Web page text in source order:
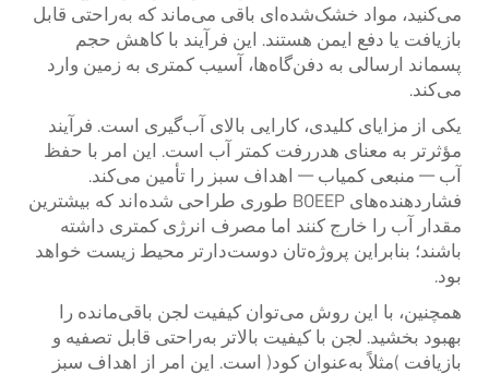
می‌کنید، مواد خشک‌شده‌ای باقی می‌ماند که به‌راحتی قابل
بازیافت یا دفع ایمن هستند. این فرآیند با کاهش حجم
پسماند ارسالی به دفن‌گاه‌ها، آسیب کمتری به زمین وارد
می‌کند.
یکی از مزایای کلیدی، کارایی بالای آب‌گیری است. فرآیند
مؤثرتر به معنای هدررفت کمتر آب است. این امر با حفظ
آب — منبعی کمیاب — اهداف سبز را تأمین می‌کند.
فشاردهنده‌های BOEEP طوری طراحی شده‌اند که بیشترین
مقدار آب را خارج کنند اما مصرف انرژی کمتری داشته
باشند؛ بنابراین پروژه‌تان دوست‌دارتر محیط زیست خواهد
بود.
همچنین، با این روش می‌توان کیفیت لجن باقی‌مانده را
بهبود بخشید. لجن با کیفیت بالاتر به‌راحتی قابل تصفیه و
بازیافت (مثلاً به‌عنوان کود) است. این امر از اهداف سبز